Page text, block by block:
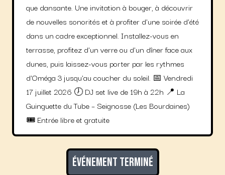
que dansante. Une invitation à bouger, à découvrir
de nouvelles sonorités et à profiter d'une soirée d'été
dans un cadre exceptionnel. Installez-vous en
terrasse, profitez d'un verre ou d'un dîner face aux
dunes, puis laissez-vous porter par les rythmes
d'Oméga 3 jusqu'au coucher du soleil. 📅 Vendredi
17 juillet 2026 🕖 DJ set live de 19h à 22h 📍 La
Guinguette du Tube – Seignosse (Les Bourdaines)
🎟️ Entrée libre et gratuite
Événement terminé